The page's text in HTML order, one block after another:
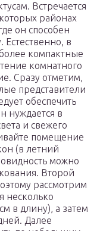
Встречается
районах
он способен
Естественно, в
компактные
комнатного
Сразу отметим,
представители
обеспечить
нуждается в
и свежего
помещение
(в летний
можно
Второй
рассмотрим
несколько
в длину), а затем
Далее